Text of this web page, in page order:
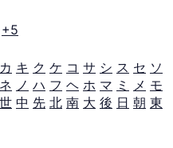
+5
カ キ ク ケ コ サ シ ス セ ソ
ネ ノ ハ フ ヘ ホ マ ミ メ モ
世 中 先 北 南 大 後 日 朝 東